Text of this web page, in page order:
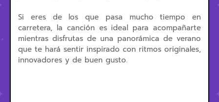
Si eres de los que pasa mucho tiempo en
carretera, la canción es ideal para acompañarte
mientras disfrutas de una panorámica de verano
que te hará sentir inspirado con ritmos originales,
innovadores y de buen gusto.